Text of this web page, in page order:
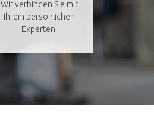
Wir verbinden Sie mit
Ihrem persönlichen
Experten.